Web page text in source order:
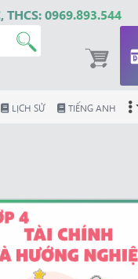
THCS: 0969.893.544
LỊCH SỬ TIẾNG ANH